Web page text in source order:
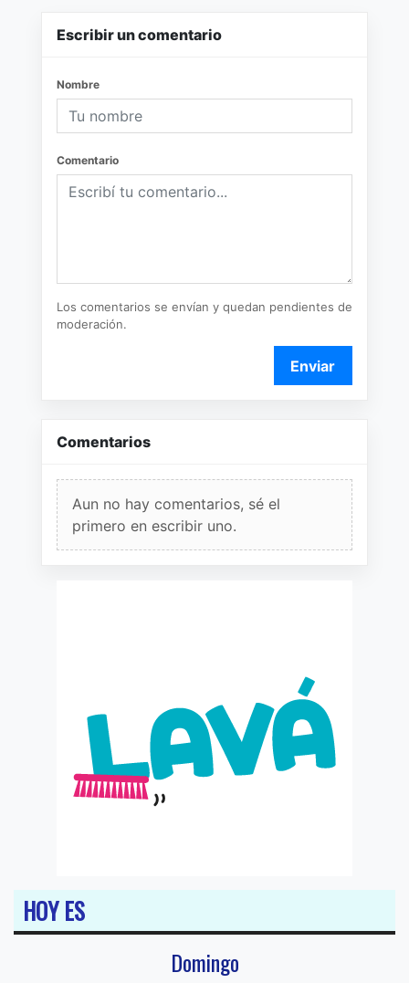
Escribir un comentario
Nombre
Comentario
Los comentarios se envían y quedan pendientes de
moderación.
Enviar
Comentarios
Aun no hay comentarios, sé el
primero en escribir uno.
HOY ES
Domingo